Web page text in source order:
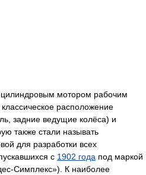
мотором рабочим
расположение
задние ведущие колёса) и
также стали называть
для разработки всех
с 1902 года под маркой
Симплекс»). К наиболее